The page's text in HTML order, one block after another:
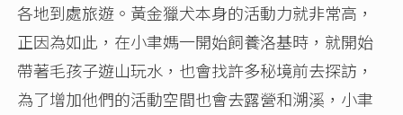
各地到處旅遊。黃金獵犬本身的活動力就非常高，
正因為如此，在小聿媽一開始飼養洛基時，就開始
帶著毛孩子遊山玩水，也會找許多秘境前去探訪，
為了增加他們的活動空間也會去露營和溯溪，小聿